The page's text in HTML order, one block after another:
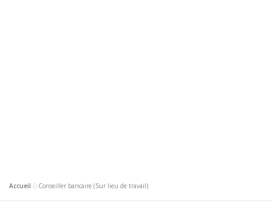
Accueil »Conseiller bancaire (Sur lieu de travail)